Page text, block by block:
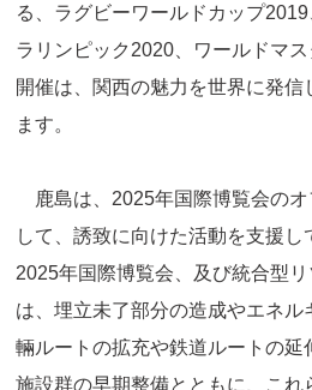
る、ラグビーワールドカップ
ラリンピック2020、ワールドマ
開催は、関西の魅力を世界に発
ます。
鹿島は、2025年国際博覧会のオ
して、誘致に向けた活動を支援
2025年国際博覧会、及び統合型
は、埋立未了部分の造成やエネ
輛ルートの拡充や鉄道ルートの延
施設群の早期整備とともに、これ